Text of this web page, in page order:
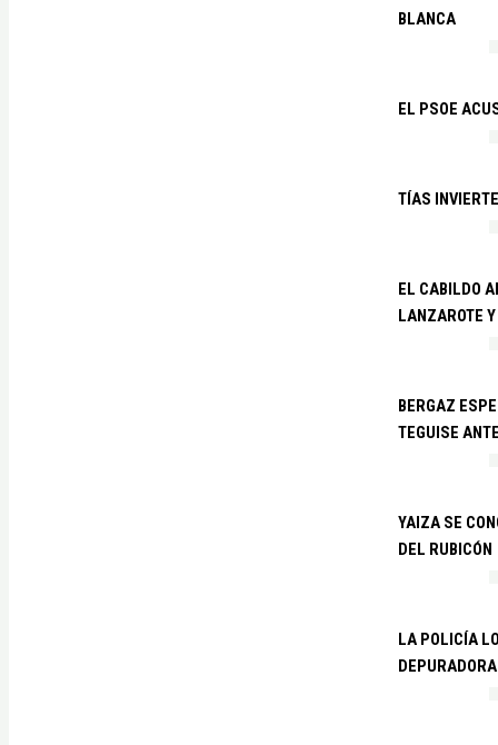
BLANCA
EL PSOE
TÍAS
EL CABILDO
LANZAROTE
BERGAZ
TEGUISE
YAIZA SE
DEL RUBICÓN
LA POLICÍA